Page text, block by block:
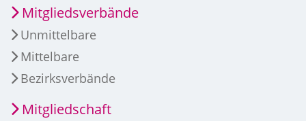
Mitgliedsverbände
Unmittelbare
Mittelbare
Bezirksverbände
Mitgliedschaft